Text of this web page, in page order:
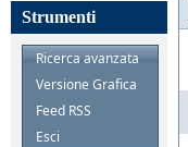
Strumenti
Ricerca avanzata
Versione Grafica
Feed RSS
Esci